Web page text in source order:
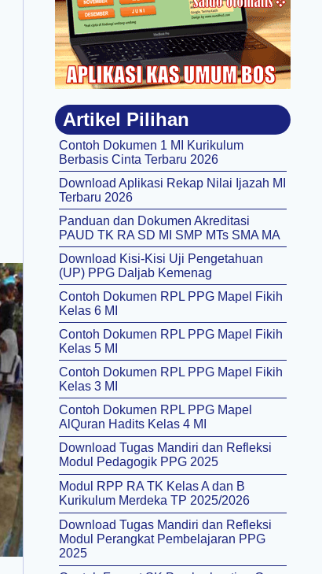
Artikel Pilihan
Contoh Dokumen 1 MI Kurikulum
Berbasis Cinta Terbaru 2026
Download Aplikasi Rekap Nilai Ijazah MI
Terbaru 2026
Panduan dan Dokumen Akreditasi
PAUD TK RA SD MI SMP MTs SMA MA
Download Kisi-Kisi Uji Pengetahuan
(UP) PPG Daljab Kemenag
Contoh Dokumen RPL PPG Mapel Fikih
Kelas 6 MI
Contoh Dokumen RPL PPG Mapel Fikih
Kelas 5 MI
Contoh Dokumen RPL PPG Mapel Fikih
Kelas 3 MI
Contoh Dokumen RPL PPG Mapel
AlQuran Hadits Kelas 4 MI
Download Tugas Mandiri dan Refleksi
Modul Pedagogik PPG 2025
Modul RPP RA TK Kelas A dan B
Kurikulum Merdeka TP 2025/2026
Download Tugas Mandiri dan Refleksi
Modul Perangkat Pembelajaran PPG
2025